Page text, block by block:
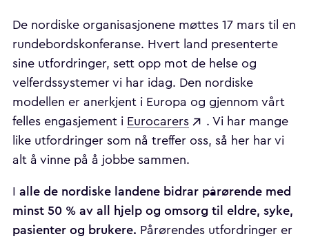
De nordiske organisasjonene møttes 17 mars til en
rundebordskonferanse. Hvert land presenterte
sine utfordringer, sett opp mot de helse og
velferdssystemer vi har idag. Den nordiske
modellen er anerkjent i Europa og gjennom vårt
felles engasjement i Eurocarers
. Vi har mange
like utfordringer som nå treffer oss, så her har vi
alt å vinne på å jobbe sammen.
I alle de nordiske landene bidrar pårørende med
minst 50 % av all hjelp og omsorg til eldre, syke,
pasienter og brukere. Pårørendes utfordringer er